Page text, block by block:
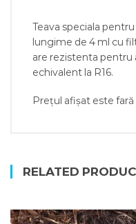
Teava speciala
lungime de 4 ml cu
are rezistenta
echivalent la R16.
Prețul afișat este fară
RELATED